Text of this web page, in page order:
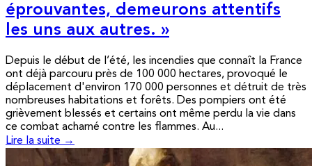
éprouvantes, demeurons attentifs
les uns aux autres. »
Depuis le début de l’été, les incendies que connaît la France
ont déjà parcouru près de 100 000 hectares, provoqué le
déplacement d'environ 170 000 personnes et détruit de très
nombreuses habitations et forêts. Des pompiers ont été
grièvement blessés et certains ont même perdu la vie dans
ce combat acharné contre les flammes. Au...
Lire la suite →